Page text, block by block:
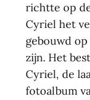
richtte op
Cyriel het
gebouwd
zijn. Het
Cyriel, de
fotoalbum